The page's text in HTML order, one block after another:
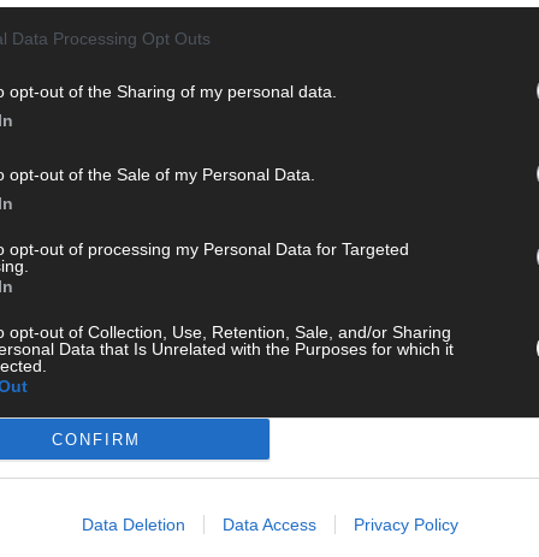
Data Processing Opt Outs
opt-out of the Sharing of my personal data.
opt-out of the Sale of my Personal Data.
opt-out of processing my Personal Data for Targeted
opt-out of Collection, Use, Retention, Sale, and/or Sharing
Data that Is Unrelated with the Purposes for which it
CONFIRM
Data Deletion Data Access Privacy Policy